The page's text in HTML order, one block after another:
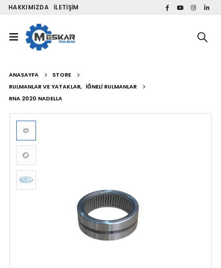
HAKKIMIZDA İLETIŞIM
ANASAYFA
STORE
RULMANLAR VE YATAKLAR, İĞNELI RULMANLAR
RNA 2020 NADELLA